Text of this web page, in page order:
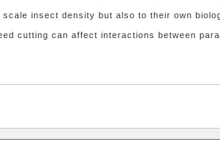
insect density but also to their own
cutting can affect interactions between